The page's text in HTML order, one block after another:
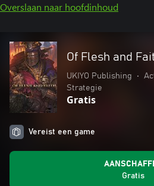
Overslaan naar hoofdinhoud
Of Flesh and
UKIYO Publishing •
Strategie
Gratis
Vereist een game
Gratis